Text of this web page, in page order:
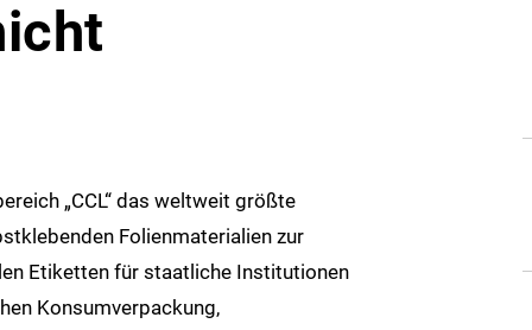
„CCL“ das weltweit größte
Folienmaterialien zur
Etiketten für staatliche Institutionen
Konsumverpackung,